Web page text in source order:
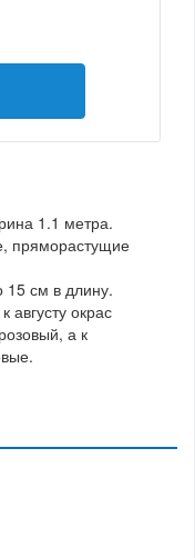
1.1 метра.
пряморастущие
15 см в длину.
августу окрас
а к